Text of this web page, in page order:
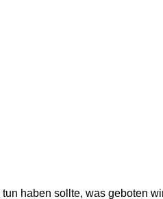
haben sollte, was geboten